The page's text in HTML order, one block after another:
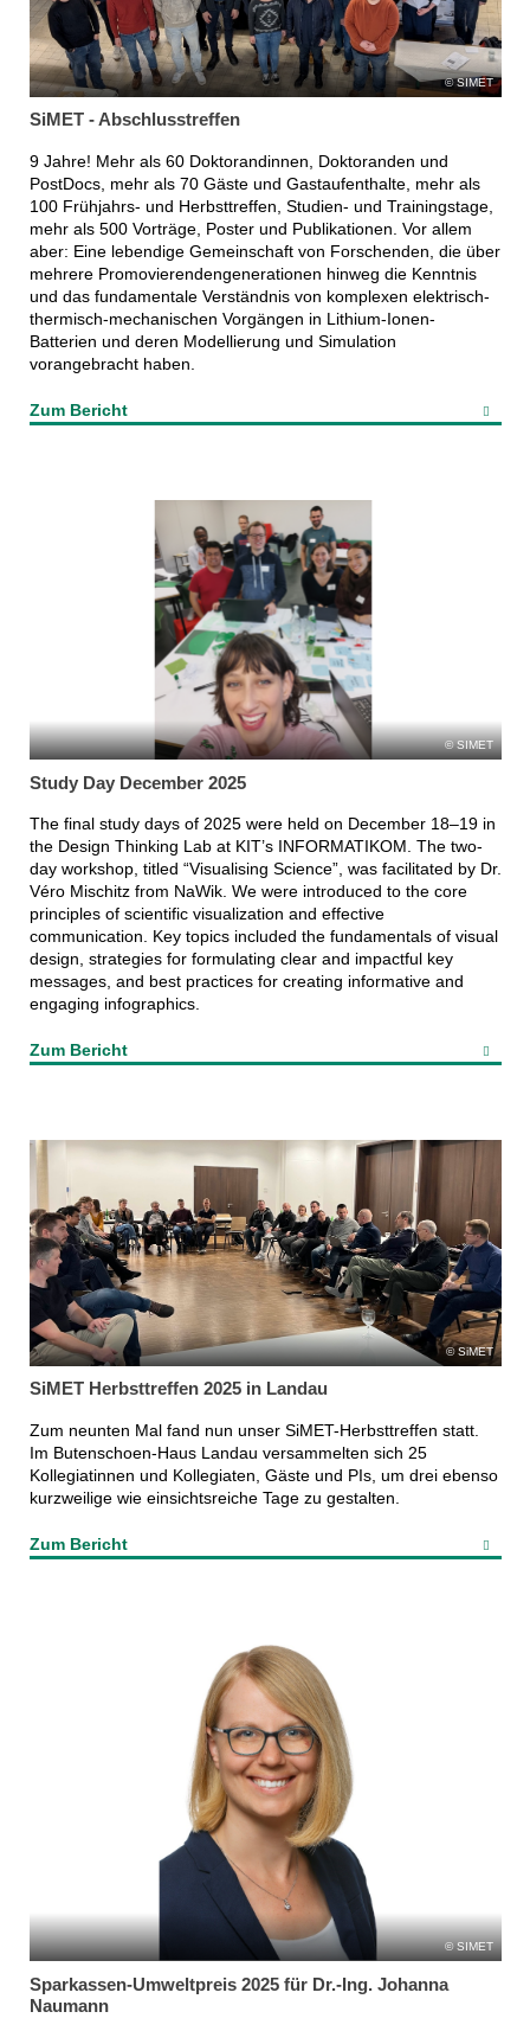
SIMET
SiMET - Abschlusstreffen
9 Jahre! Mehr als 60 Doktorandinnen, Doktoranden und
PostDocs, mehr als 70 Gäste und Gastaufenthalte, mehr als
100 Frühjahrs- und Herbsttreffen, Studien- und Trainingstage,
mehr als 500 Vorträge, Poster und Publikationen. Vor allem
aber: Eine lebendige Gemeinschaft von Forschenden, die über
mehrere Promovierendengenerationen hinweg die Kenntnis
und das fundamentale Verständnis von komplexen elektrisch-
thermisch-mechanischen Vorgängen in Lithium-Ionen-
Batterien und deren Modellierung und Simulation
vorangebracht haben.
Zum Bericht
SIMET
Study Day December 2025
The final study days of 2025 were held on December 18–19 in
the Design Thinking Lab at KIT’s INFORMATIKOM. The two-
day workshop, titled “Visualising Science”, was facilitated by Dr.
Véro Mischitz from NaWik. We were introduced to the core
principles of scientific visualization and effective
communication. Key topics included the fundamentals of visual
design, strategies for formulating clear and impactful key
messages, and best practices for creating informative and
engaging infographics.
Zum Bericht
SiMET
SiMET Herbsttreffen 2025 in Landau
Zum neunten Mal fand nun unser SiMET-Herbsttreffen statt.
Im Butenschoen-Haus Landau versammelten sich 25
Kollegiatinnen und Kollegiaten, Gäste und PIs, um drei ebenso
kurzweilige wie einsichtsreiche Tage zu gestalten.
Zum Bericht
SIMET
Sparkassen-Umweltpreis 2025 für Dr.-Ing. Johanna
Naumann